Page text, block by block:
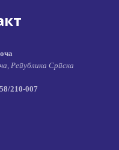
Република Српска
210-007